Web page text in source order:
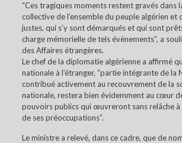
“Ces tragiques moments restent gravés dans
collective de l’ensemble du peuple algérien et
justes, qui s’y sont démarqués et qui sont
charge mémorielle de tels évènements”, a
des Affaires étrangères.
Le chef de la diplomatie algérienne a affirmé
nationale à l’étranger, “partie intégrante de la
contribué activement au recouvrement de la
nationale, restera bien évidemment au cœur
pouvoirs publics qui œuvreront sans relâche à
de ses préoccupations”.
Le ministre a relevé, dans ce cadre, que de